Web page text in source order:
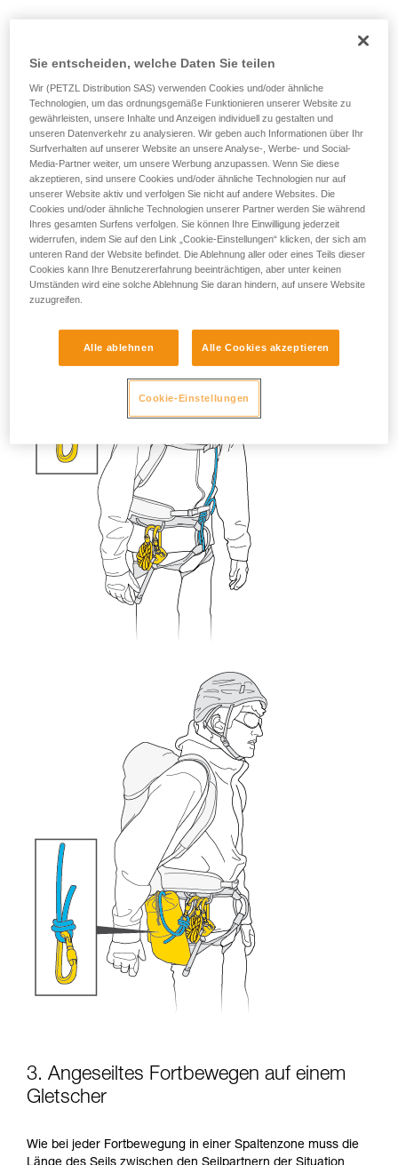
Gletscher mit dem Risiko eines
Spaltensturzes
Wenn ein Skiläufer in eine Spalte stürzt, ist unverzüglich
dafür zu sorgen, dass er über ein Seil mit einem Karabiner
verfügt, um sich einhängen zu können.
Eine bereits vorbereitete Reepschnur mit Knoten kann
wertvolle Zeit sparen.
Auch die Seilklemmen sollten einsatzbereit am Gurt hängen.
3. Angeseiltes Fortbewegen auf einem
Gletscher
Wie bei jeder Fortbewegung in einer Spaltenzone muss die
Sie entscheiden, welche Daten Sie teilen
Wir (PETZL Distribution SAS) verwenden Cookies und/oder ähnliche
Technologien, um das ordnungsgemäße Funktionieren unserer Website zu
gewährleisten, unsere Inhalte und Anzeigen individuell zu gestalten und
unseren Datenverkehr zu analysieren. Wir geben auch Informationen über Ihr
Surfverhalten auf unserer Website an unsere Analyse-, Werbe- und Social-
Media-Partner weiter, um unsere Werbung anzupassen. Wenn Sie diese
akzeptieren, sind unsere Cookies und/oder ähnliche Technologien nur auf
unserer Website aktiv und verfolgen Sie nicht auf andere Websites. Die
Cookies und/oder ähnliche Technologien unserer Partner werden Sie während
Ihres gesamten Surfens verfolgen. Sie können Ihre Einwilligung jederzeit
widerrufen, indem Sie auf den Link „Cookie-Einstellungen“ klicken, der sich am
unteren Rand der Website befindet. Die Ablehnung aller oder eines Teils dieser
Cookies kann Ihre Benutzererfahrung beeinträchtigen, aber unter keinen
Umständen wird eine solche Ablehnung Sie daran hindern, auf unsere Website
zuzugreifen.
Alle ablehnen Alle Cookies akzeptieren
Cookie-Einstellungen